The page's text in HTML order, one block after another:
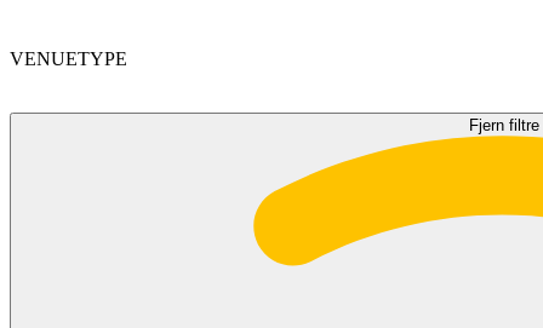
VENUETYPE
Fjern filtre